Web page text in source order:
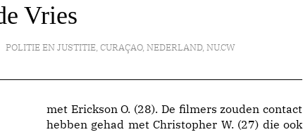
Vries
POLITIE EN JUSTITIE, CURAÇAO, NEDERLAND, NU.CW
met Erickson O. (28). De filmers zouden contact
hebben gehad met Christopher W. (27) die ook